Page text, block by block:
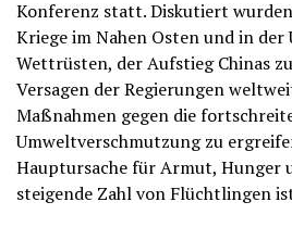
Konferenz statt. Diskutiert
Kriege im Nahen Osten und in der
Wettrüsten, der Aufstieg Chinas
Versagen der Regierungen
Maßnahmen gegen die
Umweltverschmutzung zu
Hauptursache für Armut, Hunger
steigende Zahl von Flüchtlingen